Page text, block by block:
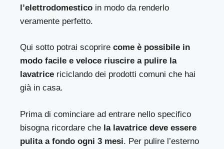
l’elettrodomestico in modo da renderlo
veramente perfetto.
Qui sotto potrai scoprirecome è possibile in
modo facile e veloce riuscire a pulire la
lavatrice riciclando dei prodotti comuni che hai
già in casa.
Prima di cominciare ad entrare nello specifico
bisogna ricordare che la lavatrice deve essere
pulita a fondo ogni 3 mesi. Per pulire l’esterno